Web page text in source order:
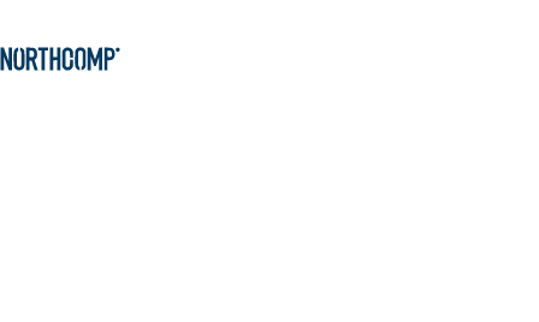
Zur Navigation springen